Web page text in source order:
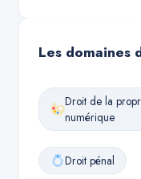
Les domaines
Droit de la
numérique
Droit pénal